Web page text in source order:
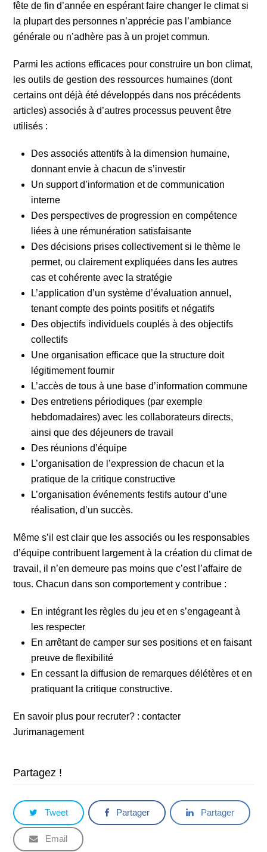
fête de fin d’année en espérant faire changer le climat si
la plupart des personnes n’apprécie pas l’ambiance
générale ou n’adhère pas à un projet commun.
Parmi les actions efficaces pour construire un bon climat,
les outils de gestion des ressources humaines (dont
certains ont déjà été développés dans nos précédents
articles) associés à d’autres processus peuvent être
utilisés :
Des associés attentifs à la dimension humaine,
donnant envie à chacun de s’investir
Un support d’information et de communication
interne
Des perspectives de progression en compétence
liées à une rémunération satisfaisante
Des décisions prises collectivement si le thème le
permet, ou clairement expliquées dans les autres
cas et cohérente avec la stratégie
L’application d’un système d’évaluation annuel,
tenant compte des points positifs et négatifs
Des objectifs individuels couplés à des objectifs
collectifs
Une organisation efficace que la structure doit
légitimement fournir
L’accès de tous à une base d’information commune
Des entretiens périodiques (par exemple
hebdomadaires) avec les collaborateurs directs,
ainsi que des déjeuners de travail
Des réunions d’équipe
L’organisation de l’expression de chacun et la
pratique de la critique constructive
L’organisation événements festifs autour d’une
réalisation, d’un succès.
Même s’il est clair que les associés ou les responsables
d’équipe contribuent largement à la création du climat de
travail, il n’en demeure pas moins que c’est l’affaire de
tous. Chacun dans son comportement y contribue :
En intégrant les règles du jeu et en s’engageant à
les respecter
En arrêtant de camper sur ses positions et en faisant
preuve de flexibilité
En cessant la diffusion de remarques délétères et en
pratiquant la critique constructive.
En savoir plus pour recruter? : contacter
Jurimanagement
Partagez !
Tweet Partager Partager
Email